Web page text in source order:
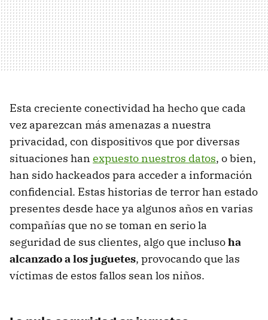
Esta creciente conectividad ha hecho que cada
vez aparezcan más amenazas a nuestra
privacidad, con dispositivos que por diversas
situaciones han expuesto nuestros datos, o bien,
han sido hackeados para acceder a información
confidencial. Estas historias de terror han estado
presentes desde hace ya algunos años en varias
compañías que no se toman en serio la
seguridad de sus clientes, algo que inclusoha
alcanzado a los juguetes, provocando que las
víctimas de estos fallos sean los niños.